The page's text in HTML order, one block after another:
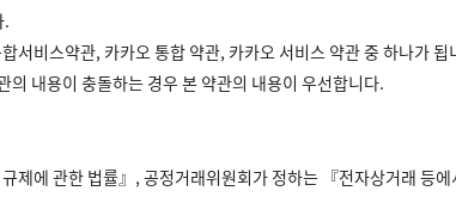
.
비스약관, 카카오 통합 약관, 카카오 서비스 약관 중 하나가 됩
의 내용이 충돌하는 경우 본 약관의 내용이 우선합니다.
에 관한 법률』, 공정거래위원회가 정하는 『전자상거래 등